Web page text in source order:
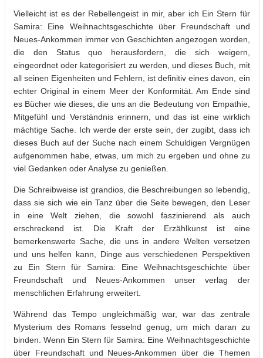
Vielleicht ist es der Rebellengeist in mir, aber ich Ein Stern für
Samira: Eine Weihnachtsgeschichte über Freundschaft und
Neues-Ankommen immer von Geschichten angezogen worden,
die den Status quo herausfordern, die sich weigern,
eingeordnet oder kategorisiert zu werden, und dieses Buch, mit
all seinen Eigenheiten und Fehlern, ist definitiv eines davon, ein
echter Original in einem Meer der Konformität. Am Ende sind
es Bücher wie dieses, die uns an die Bedeutung von Empathie,
Mitgefühl und Verständnis erinnern, und das ist eine wirklich
mächtige Sache. Ich werde der erste sein, der zugibt, dass ich
dieses Buch auf der Suche nach einem Schuldigen Vergnügen
aufgenommen habe, etwas, um mich zu ergeben und ohne zu
viel Gedanken oder Analyse zu genießen.
Die Schreibweise ist grandios, die Beschreibungen so lebendig,
dass sie sich wie ein Tanz über die Seite bewegen, den Leser
in eine Welt ziehen, die sowohl faszinierend als auch
erschreckend ist. Die Kraft der Erzählkunst ist eine
bemerkenswerte Sache, die uns in andere Welten versetzen
und uns helfen kann, Dinge aus verschiedenen Perspektiven
zu Ein Stern für Samira: Eine Weihnachtsgeschichte über
Freundschaft und Neues-Ankommen unser verlag der
menschlichen Erfahrung erweitert.
Während das Tempo ungleichmäßig war, war das zentrale
Mysterium des Romans fesselnd genug, um mich daran zu
binden. Wenn Ein Stern für Samira: Eine Weihnachtsgeschichte
über Freundschaft und Neues-Ankommen über die Themen